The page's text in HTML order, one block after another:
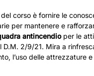
corso è fornire le
per mantenere e
antincendioper le
D.M. 2/9/21. Mira a
l’uso delle attrezzature